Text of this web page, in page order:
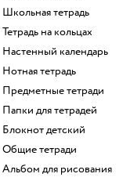
Школьная тетрадь
Тетрадь на кольцах
Настенный календарь
Нотная тетрадь
Предметные тетради
Папки для тетрадей
Блокнот детский
Общие тетради
Альбом для рисования